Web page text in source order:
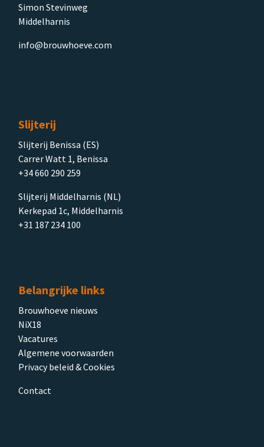
Simon Stevinweg
Middelharnis
info@brouwhoeve.com
Slijterij
Slijterij Benissa (ES)
Carrer Watt 1, Benissa
+34 660 290 259
Slijterij Middelharnis (NL)
Kerkepad 1c, Middelharnis
+31 187 234 100
Belangrijke links
Brouwhoeve nieuws
NiX18
Vacatures
Algemene voorwaarden
Privacy beleid & Cookies
Contact